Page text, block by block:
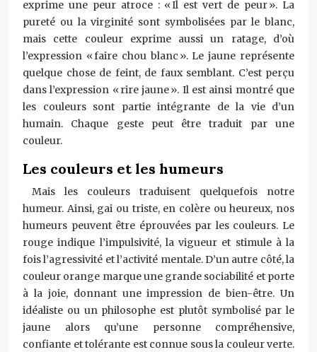
exprime une peur atroce : « Il est vert de peur ». La
pureté ou la virginité sont symbolisées par le blanc,
mais cette couleur exprime aussi un ratage, d’où
l’expression « faire chou blanc ». Le jaune représente
quelque chose de feint, de faux semblant. C’est perçu
dans l’expression « rire jaune ». Il est ainsi montré que
les couleurs sont partie intégrante de la vie d’un
humain. Chaque geste peut être traduit par une
couleur.
Les couleurs et les humeurs
Mais les couleurs traduisent quelquefois notre
humeur. Ainsi, gai ou triste, en colère ou heureux, nos
humeurs peuvent être éprouvées par les couleurs. Le
rouge indique l’impulsivité, la vigueur et stimule à la
fois l’agressivité et l’activité mentale. D’un autre côté, la
couleur orange marque une grande sociabilité et porte
à la joie, donnant une impression de bien-être. Un
idéaliste ou un philosophe est plutôt symbolisé par le
jaune alors qu’une personne compréhensive,
confiante et tolérante est connue sous la couleur verte.